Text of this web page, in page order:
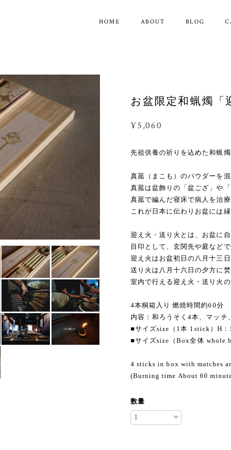
HOME ABOUT BLOG
お盆限定和蝋燭「
¥5,060
先祖供養の祈りを込めた和蝋燭
真菰（まこも）のパウダーを
真菰は盆飾りの「盆ござ」や
真菰で編んだ寝床で病人を治
これが日本に伝わりお盆には
迎え火・送り火とは、お盆に
目印として、玄関先や庭など
迎え火はお盆初日の八月十三日
送り火は八月十六日の夕方に
室内で行える迎え火・送り火
4本桐箱入り 燃焼時間約60分
内容：和ろうそく4本、マッチ
■サイズsize（1本 1stick）H：
■サイズsize（Box全体 whole
4 sticks in box with matches
(Burning time About 60
数量